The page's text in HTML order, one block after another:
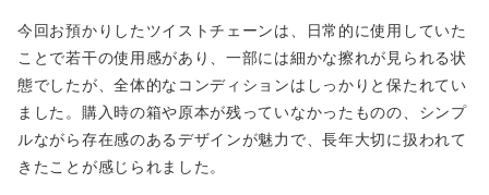
今回お預かりしたツイストチェーンは、日常的に使用していた
ことで若干の使用感があり、一部には細かな擦れが見られる状
態でしたが、全体的なコンディションはしっかりと保たれてい
ました。購入時の箱や原本が残っていなかったものの、シンプ
ルながら存在感のあるデザインが魅力で、長年大切に扱われて
きたことが感じられました。